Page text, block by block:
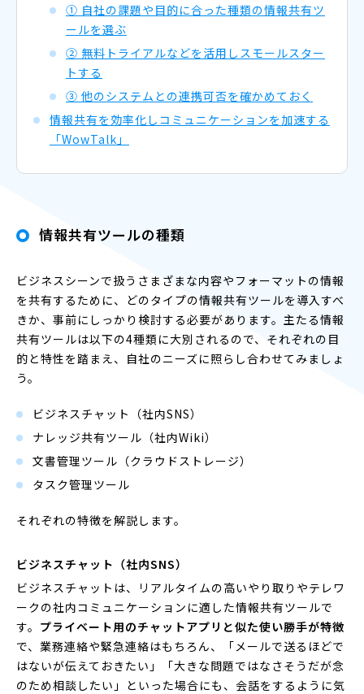
① 自社の課題や目的に合った種類の情報共有ツ
ールを選ぶ
② 無料トライアルなどを活用しスモールスター
トする
③ 他のシステムとの連携可否を確かめておく
情報共有を効率化しコミュニケーションを加速する
「WowTalk」
情報共有ツールの種類
ビジネスシーンで扱うさまざまな内容やフォーマットの情報
を共有するために、どのタイプの情報共有ツールを導入すべ
きか、事前にしっかり検討する必要があります。主たる情報
共有ツールは以下の4種類に大別されるので、それぞれの目
的と特性を踏まえ、自社のニーズに照らし合わせてみましょ
う。
ビジネスチャット（社内SNS）
ナレッジ共有ツール（社内Wiki）
文書管理ツール（クラウドストレージ）
タスク管理ツール
それぞれの特徴を解説します。
ビジネスチャット（社内SNS）
ビジネスチャットは、リアルタイムの高いやり取りやテレワ
ークの社内コミュニケーションに適した情報共有ツールで
す。 プライベート用のチャットアプリと似た使い勝手が特徴
で、業務連絡や緊急連絡はもちろん、「メールで送るほどで
はないが伝えておきたい」「大きな問題ではなさそうだが念
のため相談したい」といった場合にも、会話をするように気